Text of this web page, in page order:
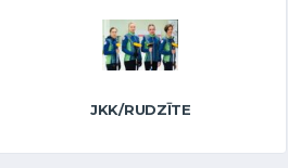
JKK/RUDZĪTE